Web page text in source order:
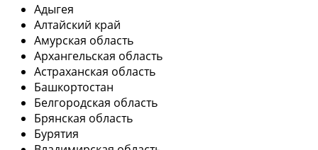
Адыгея
Алтайский край
Амурская область
Архангельская область
Астраханская область
Башкортостан
Белгородская область
Брянская область
Бурятия